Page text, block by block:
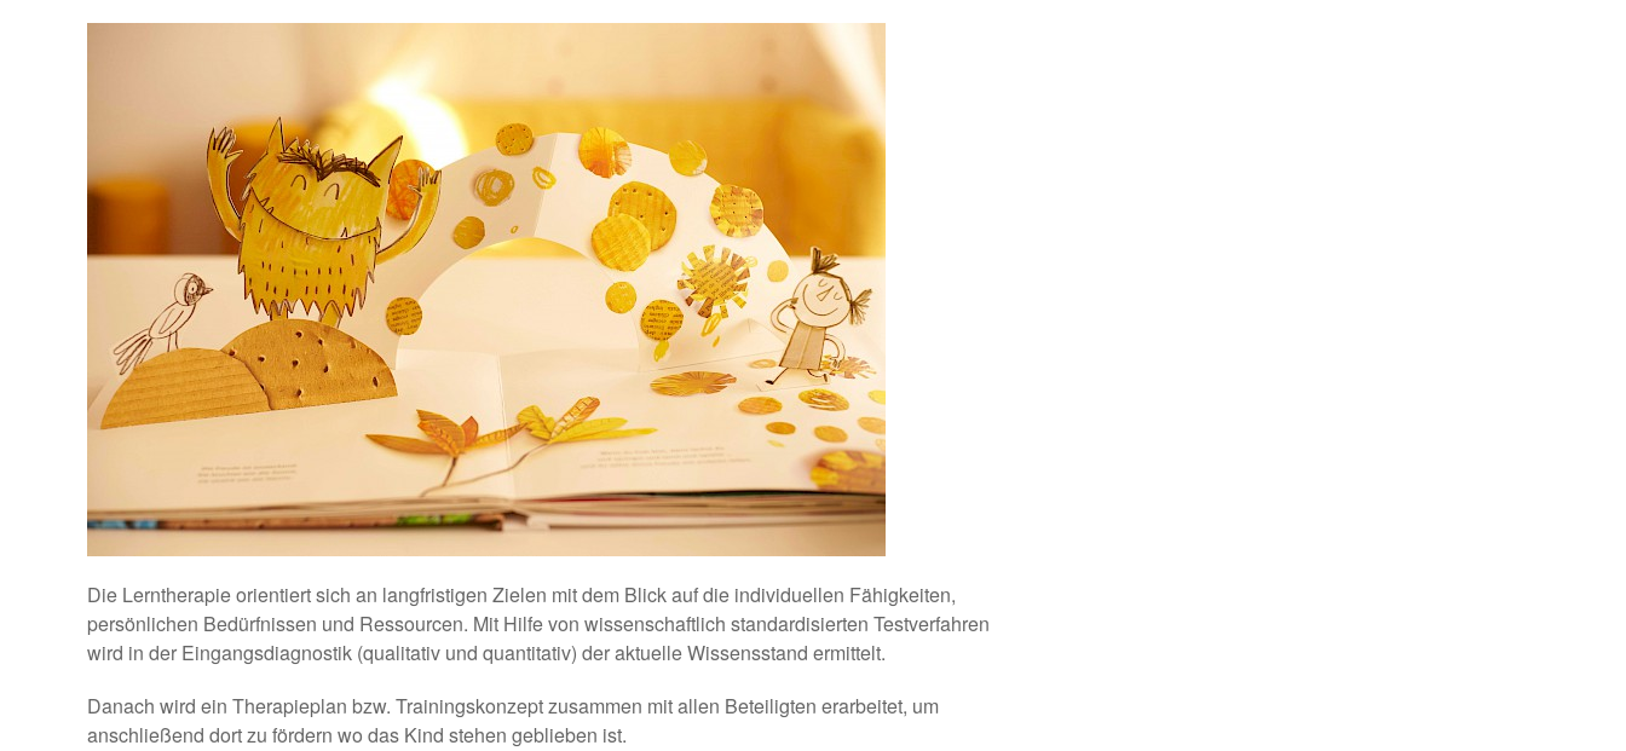
Die Lerntherapie orientiert sich an langfristigen Zielen mit dem Blick auf die individuellen Fähigkeiten,
persönlichen Bedürfnissen und Ressourcen. Mit Hilfe von wissenschaftlich standardisierten Testverfahren
wird in der Eingangsdiagnostik (qualitativ und quantitativ) der aktuelle Wissensstand ermittelt.
Danach wird ein Therapieplan bzw. Trainingskonzept zusammen mit allen Beteiligten erarbeitet, um
anschließend dort zu fördern wo das Kind stehen geblieben ist.